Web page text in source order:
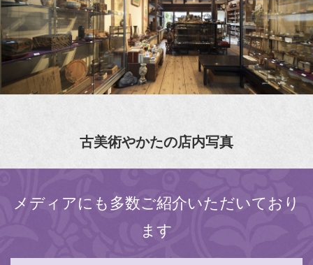
古美術やかたの店内写真
メディアにも多数ご紹介いただいており
ます